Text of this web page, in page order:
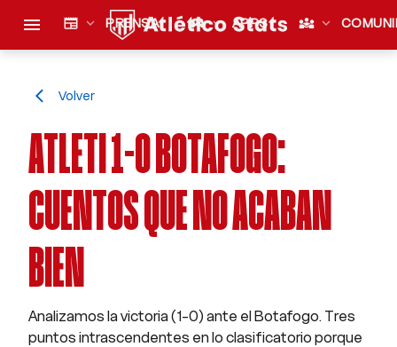
menu newspaper expand_more PRENSA sports_esports expand_more APPS diversity_3 expand_more
arrow_back_ios Volver
ATLETI 1-0 BOTAFOGO:
CUENTOS QUE NO ACABAN
BIEN
Analizamos la victoria (1-0) ante el Botafogo. Tres
puntos intrascendentes en lo clasificatorio porque